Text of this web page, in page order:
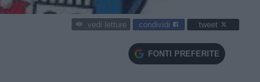
vedi letture condividi tweet
FONTI PREFERITE